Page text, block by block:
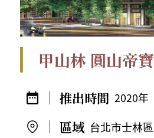
甲山林 圓山帝寶
2020年
台北市士林區